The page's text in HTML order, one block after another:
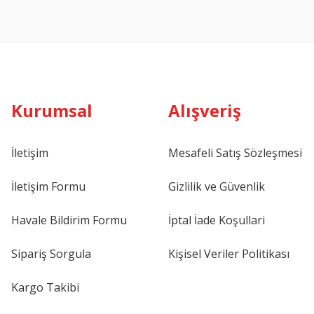
Kurumsal
İletişim
İletişim Formu
Havale Bildirim Formu
Sipariş Sorgula
Kargo Takibi
Alışveriş
Mesafeli Satış Sözleşmesi
Gizlilik ve Güvenlik
İptal İade Koşullari
Kişisel Veriler Politikası